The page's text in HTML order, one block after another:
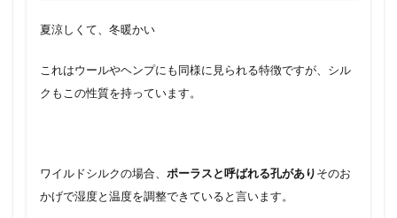
夏涼しくて、冬暖かい
これはウールやヘンプにも同様に見られる特徴ですが、シル
クもこの性質を持っています。
ワイルドシルクの場合、 ポーラスと呼ばれる孔があり そのお
かげで湿度と温度を調整できていると言います。